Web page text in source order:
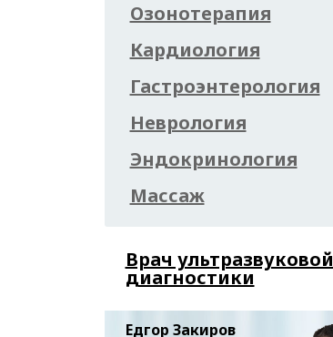
Озонотерапия
Кардиология
Гастроэнтерология
Неврология
Эндокринология
Массаж
Врач ультразвуковой
диагностики
Едгор Закиров